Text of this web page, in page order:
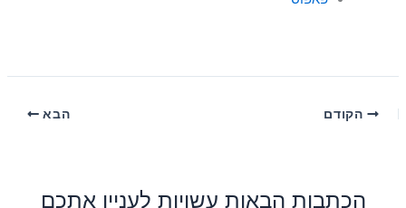
הקודם הבא
הכתבות הבאות עשויות לעניין אתכם